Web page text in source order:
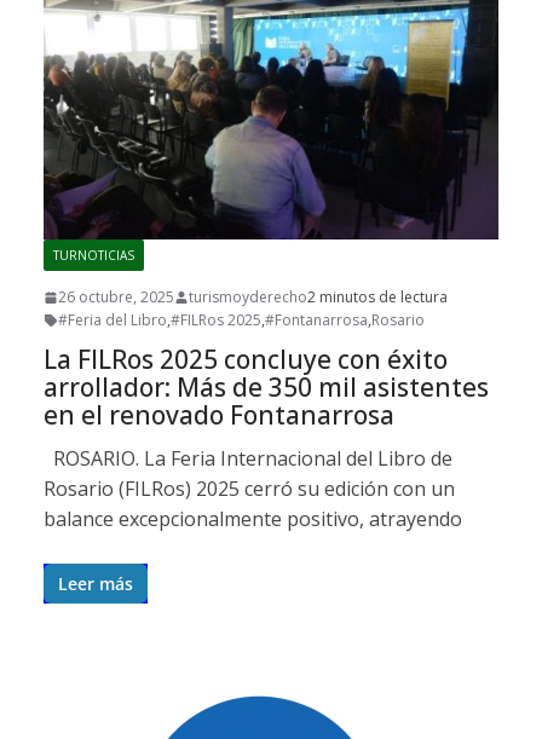
TURNOTICIAS
26 octubre, 2025 turismoyderecho2 minutos de lectura
#Feria del Libro,#FILRos 2025,#Fontanarrosa,Rosario
La FILRos 2025 concluye con éxito
arrollador: Más de 350 mil asistentes
en el renovado Fontanarrosa
ROSARIO. La Feria Internacional del Libro de
Rosario (FILRos) 2025 cerró su edición con un
balance excepcionalmente positivo, atrayendo
Leer más